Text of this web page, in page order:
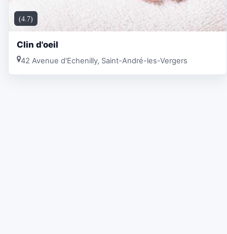
(4.7)
Clin d'oeil
42 Avenue d'Echenilly, Saint-André-les-Vergers